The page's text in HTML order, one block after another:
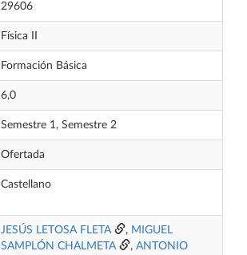
29606
Física II
Formación Básica
6,0
Semestre 1, Semestre 2
Ofertada
Castellano
JESÚS LETOSA FLETA , MIGUEL
SAMPLÓN CHALMETA
, ANTONIO